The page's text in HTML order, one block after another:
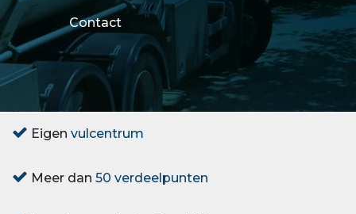
Contact
Eigen vulcentrum
Meer dan 50 verdeelpunten